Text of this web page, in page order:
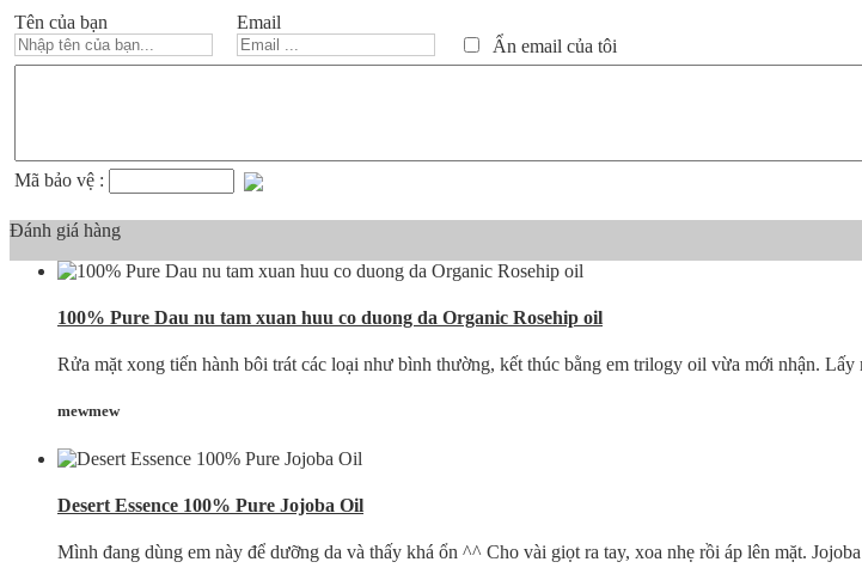
Tên của bạn
Email
Ẩn email của tôi
Mã bảo vệ :
Đánh giá hàng
100% Pure Dau nu tam xuan huu co duong da Organic Rosehip oil
Rửa mặt xong tiến hành bôi trát các loại như bình thường, kết thúc bằng em trilogy oil vừa mới nhận.
mewmew
Desert Essence 100% Pure Jojoba Oil
Mình đang dùng em này để dưỡng da và thấy khá ổn ^^ Cho vài giọt ra tay, xoa nhẹ rồi áp lên mặt.